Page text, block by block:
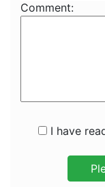
Comment:
I have